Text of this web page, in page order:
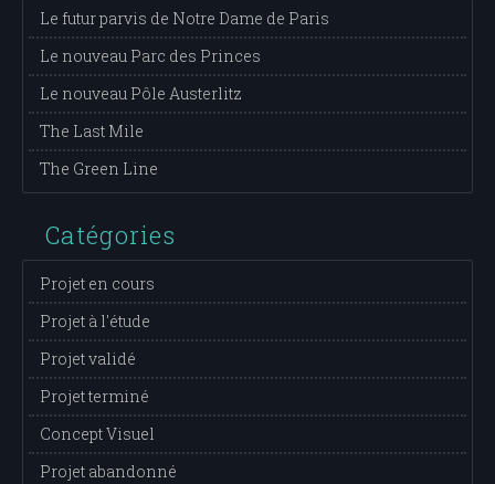
Le futur parvis de Notre Dame de Paris
Le nouveau Parc des Princes
Le nouveau Pôle Austerlitz
The Last Mile
The Green Line
Catégories
Projet en cours
Projet à l'étude
Projet validé
Projet terminé
Concept Visuel
Projet abandonné